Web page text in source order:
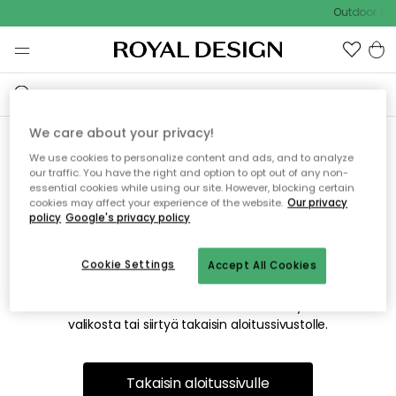
Outdoor
Emme valitettavasti löydä
etsimääsi sivua
Tämä voi johtua siitä, että sivua ei enää ole tai siitä, että se
on siirretty muualle. Pahoittelemme tästä mahdollisesti
valikosta tai siirtyä takaisin aloitussivustolle.
Takaisin aloitussivulle
We care about your privacy!
We use cookies to personalize content and ads, and to analyze
our traffic. You have the right and option to opt out of any non-
essential cookies while using our site. However, blocking certain
cookies may affect your experience of the website. Our privacy
policy Google's privacy policy
Accept All Cookies
Cookie Settings